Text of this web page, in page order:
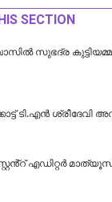
SECTION
സുഭദ്ര കുട്ടിയമ്മ
ടി.എൻ ശ്രീദേവി
എഡിറ്റർ